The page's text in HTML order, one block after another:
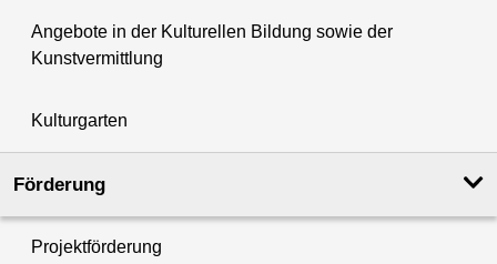
Angebote in der Kulturellen Bildung sowie der
Kunstvermittlung
Kulturgarten
Förderung
Projektförderung